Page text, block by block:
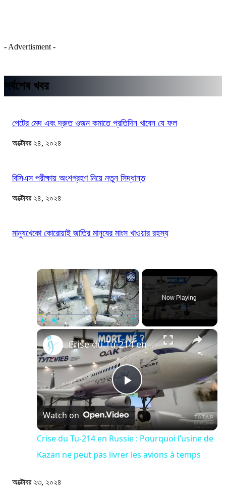
- Advertisment -
সর্বশেষ খবর
পেটের মেদ এবং দ্রুত ওজন কমাতে প্রতিদিন খাবেন যে ফল
অক্টোবর ২৪, ২০২৪
বিসিএস পরীক্ষায় অংশগ্রহণ নিয়ে নতুন সিদ্ধান্ত
অক্টোবর ২৪, ২০২৪
মানুষখেকো কোরোয়াই জাতির মানুষের মাংস খাওয়ার রহস্য
×
Fullscreen
Now Playing
×
Play
Video
Crise du Tu-214 en Russie : Pourquoi l’usine de Kazan ne peut pas livrer les avions à temps
Watch on
Crise du Tu-214 en Russie : Pourquoi l’usine de
Kazan ne peut pas livrer les avions à temps
অক্টোবর ২৩, ২০২৪